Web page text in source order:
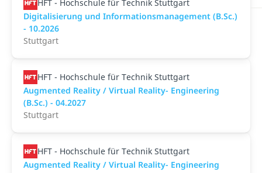
HFT - Hochschule für Technik Stuttgart
Digitalisierung und Informationsmanagement (B.Sc.)
- 10.2026
Stuttgart
HFT - Hochschule für Technik Stuttgart
Augmented Reality / Virtual Reality- Engineering
(B.Sc.) - 04.2027
Stuttgart
HFT - Hochschule für Technik Stuttgart
Augmented Reality / Virtual Reality- Engineering